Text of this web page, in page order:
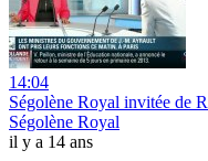
14:04
Ségolène Royal invitée de
Ségolène Royal
il y a 14 ans